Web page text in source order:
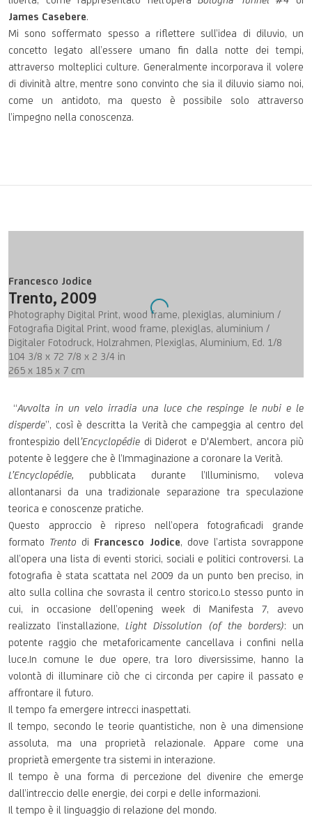
James Casebere.
Mi sono soffermato spesso a riflettere sull’idea di diluvio, un
concetto legato all’essere umano fin dalla notte dei tempi,
attraverso molteplici culture. Generalmente incorporava il volere
di divinità altre, mentre sono convinto che sia il diluvio siamo noi,
come un antidoto, ma questo è possibile solo attraverso
l’impegno nella conoscenza.
Francesco Jodice
Trento, 2009
Photography Digital Print, wood frame, plexiglas, aluminium /
Fotografia Digital Print, wood frame, plexiglas, aluminium /
Digitaler Fotodruck, Holzrahmen, Plexiglas, Aluminium, Ed. 1/8
104 3/8 x 72 7/8 x 2 3/4 in
265 x 185 x 7 cm
“Avvolta in un velo irradia una luce che respinge le nubi e le
disperde”, così è descritta la Verità che campeggia al centro del
frontespizio dell’Encyclopédie di Diderot e D'Alembert, ancora più
potente è leggere che è l’Immaginazione a coronare la Verità.
L’Encyclopédie,pubblicata durante l’Illuminismo, voleva
allontanarsi da una tradizionale separazione tra speculazione
teorica e conoscenze pratiche.
Questo approccio è ripreso nell’opera fotograficadi grande
formato Trento di Francesco Jodice, dove l’artista sovrappone
all’opera una lista di eventi storici, sociali e politici controversi. La
fotografia è stata scattata nel 2009 da un punto ben preciso, in
alto sulla collina che sovrasta il centro storico.Lo stesso punto in
cui, in occasione dell’opening week di Manifesta 7, avevo
realizzato l’installazione,Light Dissolution (of the borders): un
potente raggio che metaforicamente cancellava i confini nella
luce.In comune le due opere, tra loro diversissime, hanno la
volontà di illuminare ciò che ci circonda per capire il passato e
affrontare il futuro.
Il tempo fa emergere intrecci inaspettati.
Il tempo, secondo le teorie quantistiche, non è una dimensione
assoluta, ma una proprietà relazionale. Appare come una
proprietà emergente tra sistemi in interazione.
Il tempo è una forma di percezione del divenire che emerge
dall’intreccio delle energie, dei corpi e delle informazioni.
Il tempo è il linguaggio di relazione del mondo.